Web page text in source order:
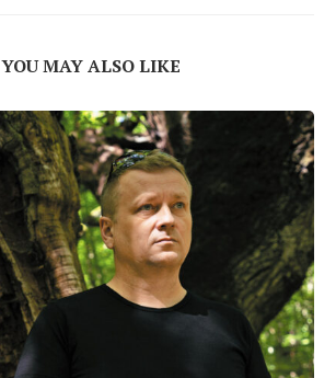
YOU MAY ALSO LIKE